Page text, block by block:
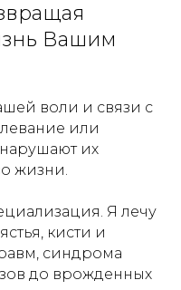
Вашим
воли и связи с
или
их
жизни.
Я лечу
кисти и
синдрома
до врожденных